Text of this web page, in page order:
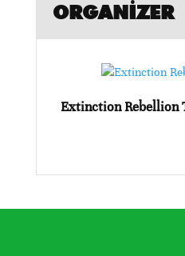
ORGANIZER
Extinction Rebellion